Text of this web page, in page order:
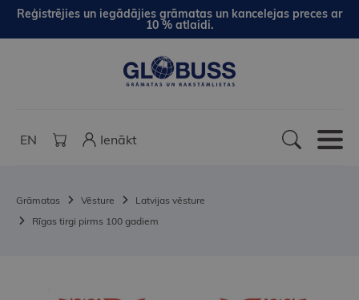
Reģistrējies un iegādājies grāmatas un kancelejas preces ar
10 % atlaidi.
EN Ienākt
Grāmatas Vēsture
Latvijas vēsture
Rīgas tirgi pirms 100 gadiem